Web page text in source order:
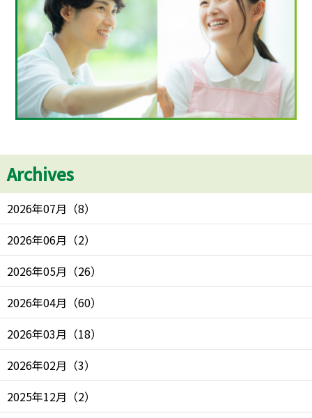
Archives
2026年07月 （8）
2026年06月 （2）
2026年05月 （26）
2026年04月 （60）
2026年03月 （18）
2026年02月 （3）
2025年12月 （2）